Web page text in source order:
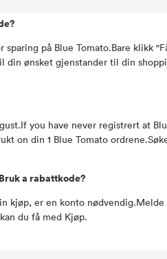
på Blue Tomato.Bare klikk
din ønsket gjenstander til din
you have never registrert at
on din 1 Blue Tomato
a rabattkode?
kjøp, er en konto
du få med Kjøp.